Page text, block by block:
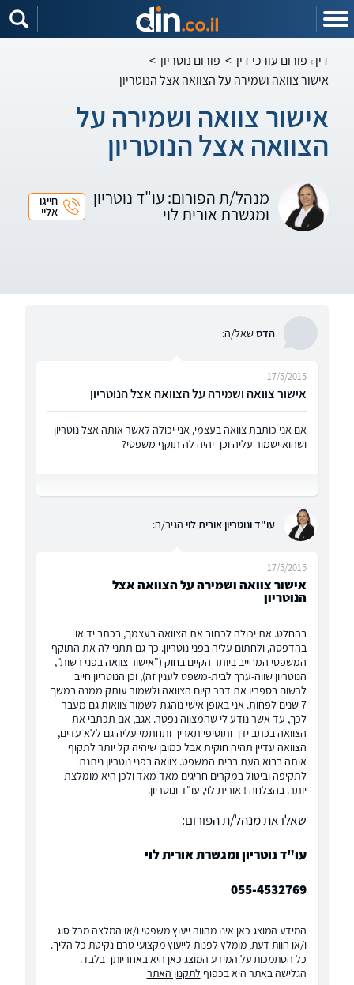
דין פורום עורכי דין > פורום נוטריון >
אישור צוואה ושמירה על הצוואה אצל הנוטריון
אישור צוואה ושמירה על
הצוואה אצל הנוטריון
מנהל/ת הפורום: עו"ד נוטריון
ומגשרת אורית לוי
חייגו
אליי
הדסשאל/ה:
אישור צוואה ושמירה על הצוואה אצל הנוטריון
17/5/2015
אם אני כותבת צוואה בעצמי, אני יכולה לאשר אותה אצל נוטריון
ושהוא ישמור עליה וכך יהיה לה תוקף משפטי?
עו"ד ונוטריון אורית לוי הגיב/ה:
אישור צוואה ושמירה על הצוואה אצל
הנוטריון
17/5/2015
בהחלט. את יכולה לכתוב את הצוואה בעצמך, בכתב יד או
בהדפסה, ולחתום עליה בפני נוטריון. כך גם תתני לה את התוקף
המשפטי המחייב ביותר הקיים בחוק ("אישור צוואה בפני רשות",
הנוטריון שווה-ערך לבית-משפט לענין זה), וכן הנוטריון חייב
לרשום בספריו את דבר קיום הצוואה ולשמור עותק ממנה במשך
7 שנים לפחות. אני באופן אישי נוהגת לשמור צוואות גם מעבר
לכך, עד אשר נודע לי שהמצווה נפטר. אגב, אם תכתבי את
הצוואה בכתב ידך ותוסיפי תאריך ותחתמי עליה גם ללא עדים,
הצוואה עדיין תהיה חוקית אבל כמובן שיהיה קל יותר לתקוף
אותה בבוא העת בבית המשפט. צוואה בפני נוטריון ניתנת
לתקיפה וביטול במקרים חריגים מאד מאד ולכן היא מומלצת
יותר. בהצלחה ! אורית לוי, עו"ד ונוטריון.
שאלו את מנהל/ת הפורום:
עו"ד נוטריון ומגשרת אורית לוי
055-4532769
המידע המוצג כאן אינו מהווה ייעוץ משפטי ו/או המלצה מכל סוג
ו/או חוות דעת, מומלץ לפנות לייעוץ מקצועי טרם נקיטת כל הליך.
כל הסתמכות על המידע המוצג כאן היא באחריותך בלבד.
הגלישה באתר היא בכפוף לתקנון האתר